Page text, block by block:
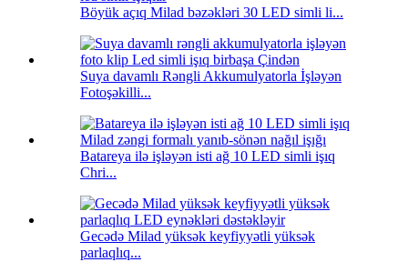
Böyük açıq Milad bəzəkləri 30 LED simli li...
Suya davamlı Rəngli Akkumulyatorla İşləyən
Fotoşəkilli...
Batareya ilə işləyən isti ağ 10 LED simli işıq
Chri...
Gecədə Milad yüksək keyfiyyətli yüksək
parlaqlıq...